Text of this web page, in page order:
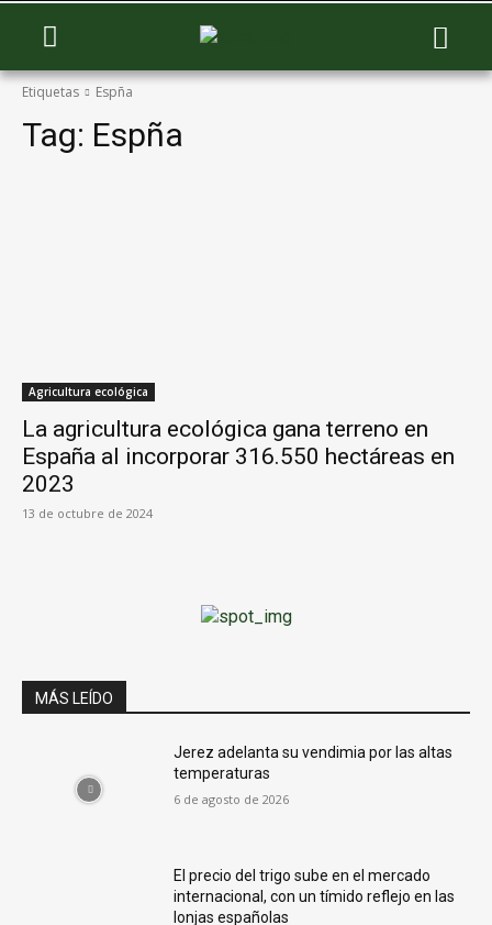
Etiquetas Espña
Tag: Espña
Agricultura ecológica
La agricultura ecológica gana terreno en
España al incorporar 316.550 hectáreas en
2023
13 de octubre de 2024
MÁS LEÍDO
Jerez adelanta su vendimia por las altas
temperaturas
6 de agosto de 2026
El precio del trigo sube en el mercado
internacional, con un tímido reflejo en las
lonjas españolas